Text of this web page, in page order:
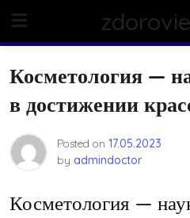
content
Косметология —
в достижении
Posted on 17.05.2023
by admindoctor
Косметология —